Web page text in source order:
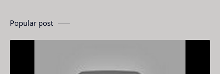
Popular post